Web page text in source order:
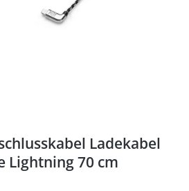
Ladekabel
Lightning 70 cm